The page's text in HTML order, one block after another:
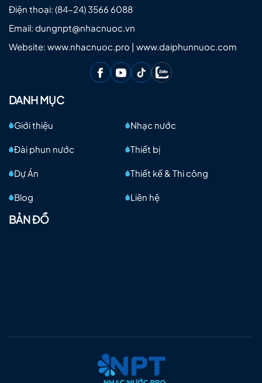
Điện thoại: (84-24) 3566 6088
Email: dungnpt@nhacnuoc.vn
Website: www.nhacnuoc.pro | www.daiphunnuoc.com
DANH MỤC
Giới thiệu Nhạc nước
Đài phun nước Thiết bị
Dự Án Thiết kế & Thi công
Blog Liên hệ
BẢN ĐỒ